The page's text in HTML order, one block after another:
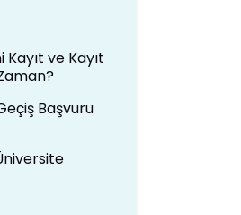
ve Kayıt
Başvuru